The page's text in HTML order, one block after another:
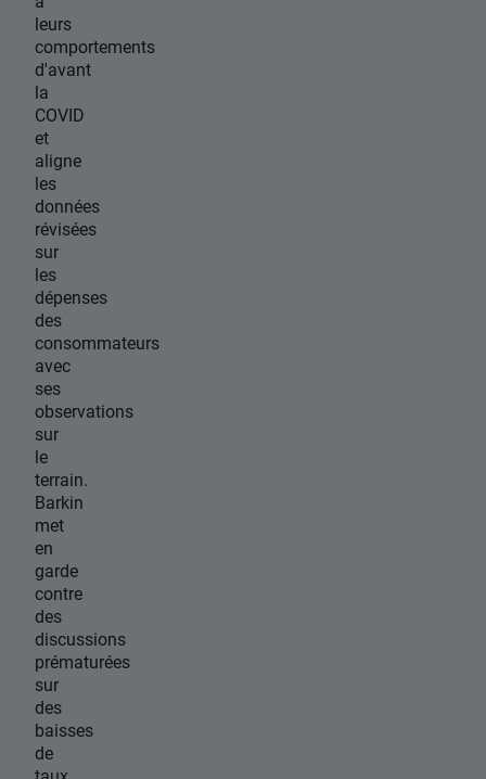
leurs
comportements
d'avant
la
COVID
et
aligne
les
données
révisées
sur
les
dépenses
des
consommateurs
avec
ses
observations
sur
le
terrain.
Barkin
met
en
garde
contre
des
discussions
prématurées
sur
des
baisses
de